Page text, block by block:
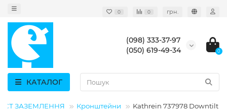
0 0 грн.
(098) 333-37-97
(050) 619-49-34
0
КАТАЛОГ
ЗАЗЕМЛЕННЯ Кронштейни Kathrein 737978 Downtilt